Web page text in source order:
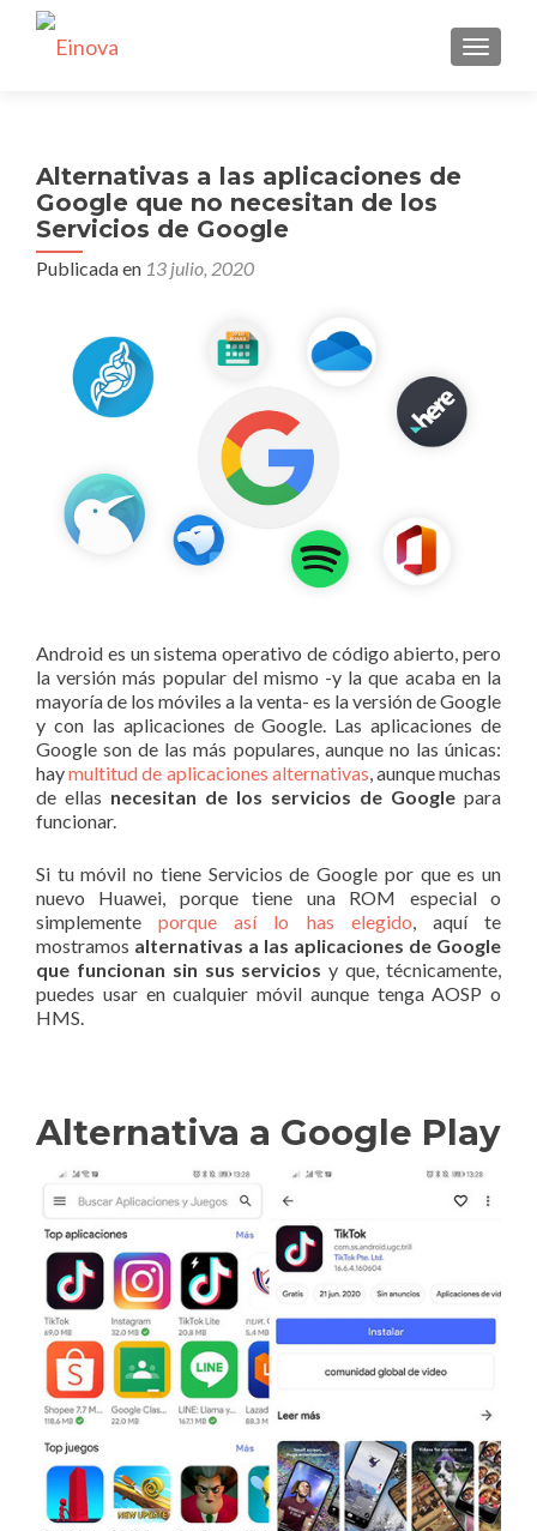
Alternativas a las aplicaciones de
Google que no necesitan de los
Servicios de Google
Publicada en 13 julio, 2020
Android es un sistema operativo de código abierto, pero
la versión más popular del mismo -y la que acaba en la
mayoría de los móviles a la venta- es la versión de Google
y con las aplicaciones de Google. Las aplicaciones de
Google son de las más populares, aunque no las únicas:
haymultitud de aplicaciones alternativas , aunque muchas
de ellas necesitan de los servicios de Google para
funcionar.
Si tu móvil no tiene Servicios de Google por que es un
nuevo Huawei, porque tiene una ROM especial o
simplementeporque así lo has elegido , aquí te
mostramos alternativas a las aplicaciones de Google
que funcionan sin sus servicios y que, técnicamente,
puedes usar en cualquier móvil aunque tenga AOSP o
HMS.
Alternativa a Google Play